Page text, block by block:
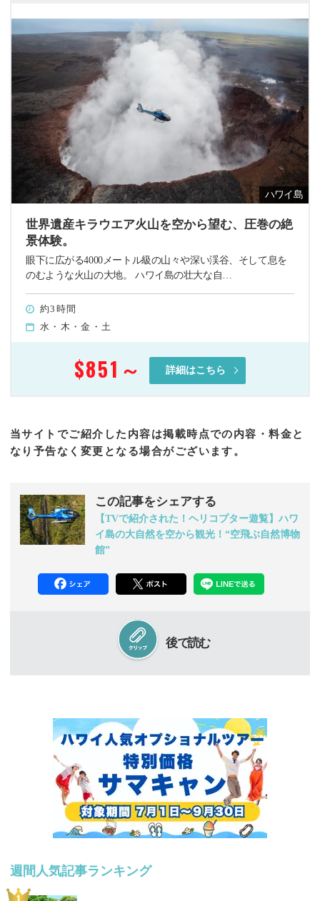
ハワイ島
世界遺産キラウエア火山を空から望む、圧巻の絶
景体験。
眼下に広がる4000メートル級の山々や深い渓谷、そして息を
のむような火山の大地。 ハワイ島の壮大な自…
約3時間
水・木・金・土
$851 ～ 詳細はこちら
当サイトでご紹介した内容は掲載時点での内容・料金と
なり予告なく変更となる場合がございます。
この記事をシェアする
【TVで紹介された！ヘリコプター遊覧】ハワ
イ島の大自然を空から観光！“空飛ぶ自然博物
館”
後で読む
週間人気記事ランキング